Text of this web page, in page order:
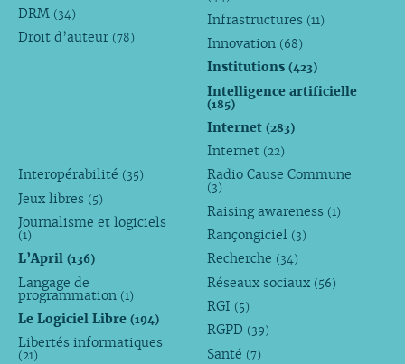
DRM (34)
Droit d’auteur (78)
Infrastructures (11)
Innovation (68)
Institutions(423)
Intelligence artificielle
(185)
Internet(283)
Internet (22)
Interopérabilité (35)
Jeux libres (5)
Journalisme et logiciels
(1)
L’April (136)
Langage de
programmation (1)
Le Logiciel Libre (194)
Libertés informatiques
(21)
Radio Cause Commune
(3)
Raising awareness (1)
Rançongiciel (3)
Recherche (34)
Réseaux sociaux (56)
RGI (5)
RGPD (39)
Santé (7)